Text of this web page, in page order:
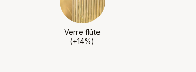
Verre flûte
(+14%)